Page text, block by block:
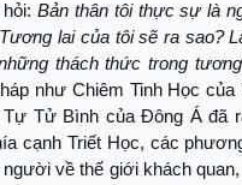
Bản thân tôi thực sự là
lai của tôi sẽ ra sao?
thách thức trong
như Chiêm Tinh Học
Tử Bình của Đông Á đã
cạnh Triết Học, các
về thế giới khách